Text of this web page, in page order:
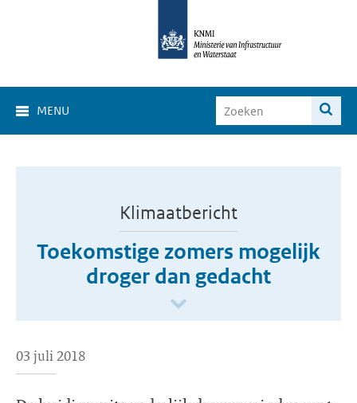
MENU
Klimaatbericht
Toekomstige zomers mogelijk
droger dan gedacht
03 juli 2018